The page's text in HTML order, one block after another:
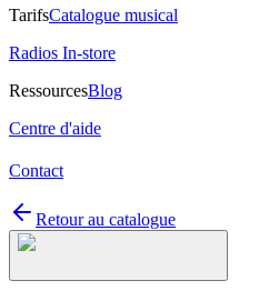
TarifsCatalogue musical
Radios In-store
RessourcesBlog
Centre d'aide
Contact
Retour au catalogue